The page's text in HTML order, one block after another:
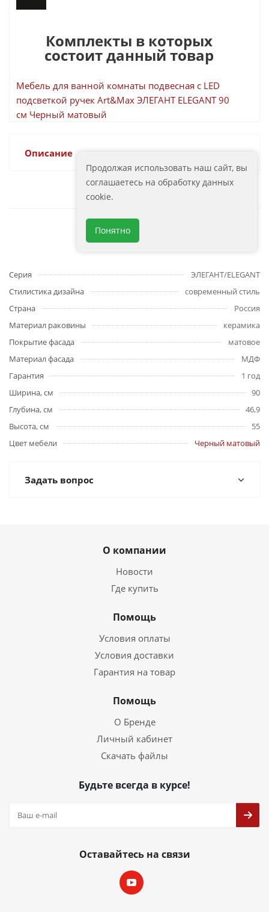
Комплекты в которых
состоит данный товар
Мебель для ванной комнаты подвесная с LED
подсветкой ручек Art&Max ЭЛЕГАНТ ELEGANT 90
см Черный матовый
Описание
Характеристики
Серия
ЭЛЕГАНТ/ELEGANT
Стилистика дизайна
современный стиль
Страна
Россия
Материал раковины
керамика
Покрытие фасада
матовое
Материал фасада
МДФ
Гарантия
1 год
Ширина, см
90
Глубина, см
46,9
Высота, см
55
Цвет мебели
Черный матовый
Задать вопрос
О компании
Новости
Где купить
Помощь
Условия оплаты
Условия доставки
Гарантия на товар
Помощь
О Бренде
Личный кабинет
Скачать файлы
Будьте всегда в курсе!
Оставайтесь на связи
Продолжая использовать наш сайт, вы
соглашаетесь на обработку данных
cookie.
Понятно